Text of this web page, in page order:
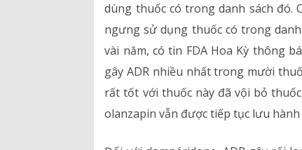
dùng thuốc có trong danh sách đó.
ngưng sử dụng thuốc có trong
vài năm, có tin FDA Hoa Kỳ thông
gây ADR nhiều nhất trong mười
rất tốt với thuốc này đã vội bỏ
olanzapin vẫn được tiếp tục lưu hành